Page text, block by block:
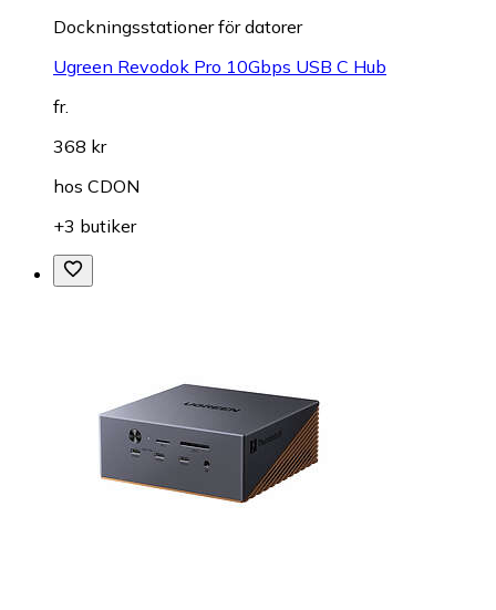
Dockningsstationer för datorer
Ugreen Revodok Pro 10Gbps USB C Hub
fr.
368 kr
hos CDON
+3 butiker